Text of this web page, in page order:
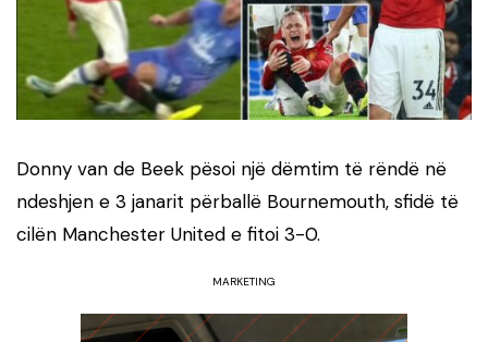
Donny van de Beek pësoi një dëmtim të rëndë në
ndeshjen e 3 janarit përballë Bournemouth, sfidë të
cilën Manchester United e fitoi 3-0.
MARKETING